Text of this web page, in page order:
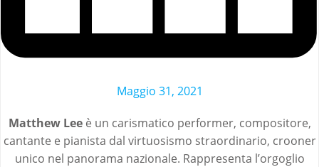
Maggio 31, 2021
Matthew Leeè un carismatico performer, compositore,
cantante e pianista dal virtuosismo straordinario, crooner
unico nel panorama nazionale. Rappresenta l’orgoglio